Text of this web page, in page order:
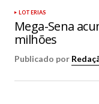
LOTERIAS
Mega-Sena
milhões
Publicado por